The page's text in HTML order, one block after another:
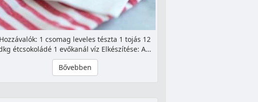
Hozzávalók: 1 csomag leveles tészta 1 tojás 12
étcsokoládé 1 evőkanál víz Elkészítése: A…
Bővebben